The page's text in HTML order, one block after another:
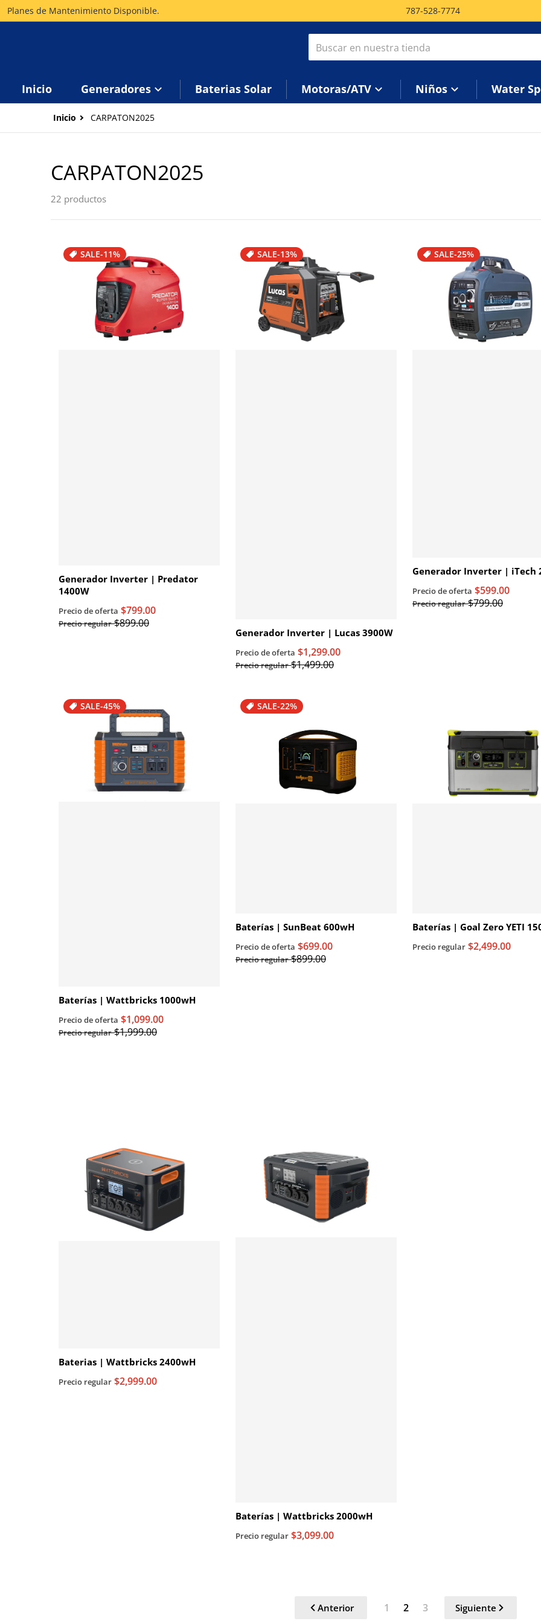
Planes de Mantenimiento Disponible. 787-528-7774
Buscar en nuestra tienda
Inicio Generadores Baterias Solar Motoras/ATV Niños Water
Inicio CARPATON2025
CARPATON2025
22 productos
SALE-11%
Generador Inverter | Predator
1400W
Precio de oferta $799.00
Precio regular $899.00
SALE-13%
Generador Inverter | Lucas 3900W
Precio de oferta $1,299.00
Precio regular $1,499.00
SALE-25%
Generador Inverter | iTech
Precio de oferta $599.00
Precio regular $799.00
SALE-45%
Baterías | Wattbricks 1000wH
Precio de oferta $1,099.00
Precio regular $1,999.00
SALE-22%
Baterías | SunBeat 600wH
Precio de oferta $699.00
Precio regular $899.00
Baterías | Goal Zero YETI
Precio regular $2,499.00
Baterias | Wattbricks 2400wH
Precio regular $2,999.00
Baterías | Wattbricks 2000wH
Precio regular $3,099.00
Anterior 1 2 3 Siguiente